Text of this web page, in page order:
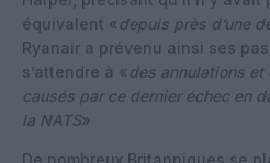
équivalent « depuis près d’une
Ryanair a prévenu ainsi ses
s’attendre à « des annulations
causés par ce dernier échec en
la NATS»
De nombreux Britanniques se